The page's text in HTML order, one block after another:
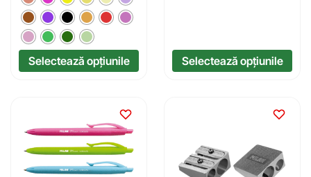
Selectează opțiunile Selectează opțiunile